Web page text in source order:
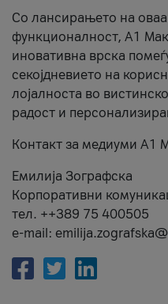
Со лансирањето на
функционалност, А1
иновативна врска
секојдневието на
лојалноста во
радост и
Контакт за медиуми А1
Емилија Зографска
Корпоративни
тел. ++389 75 400505
e-mail: